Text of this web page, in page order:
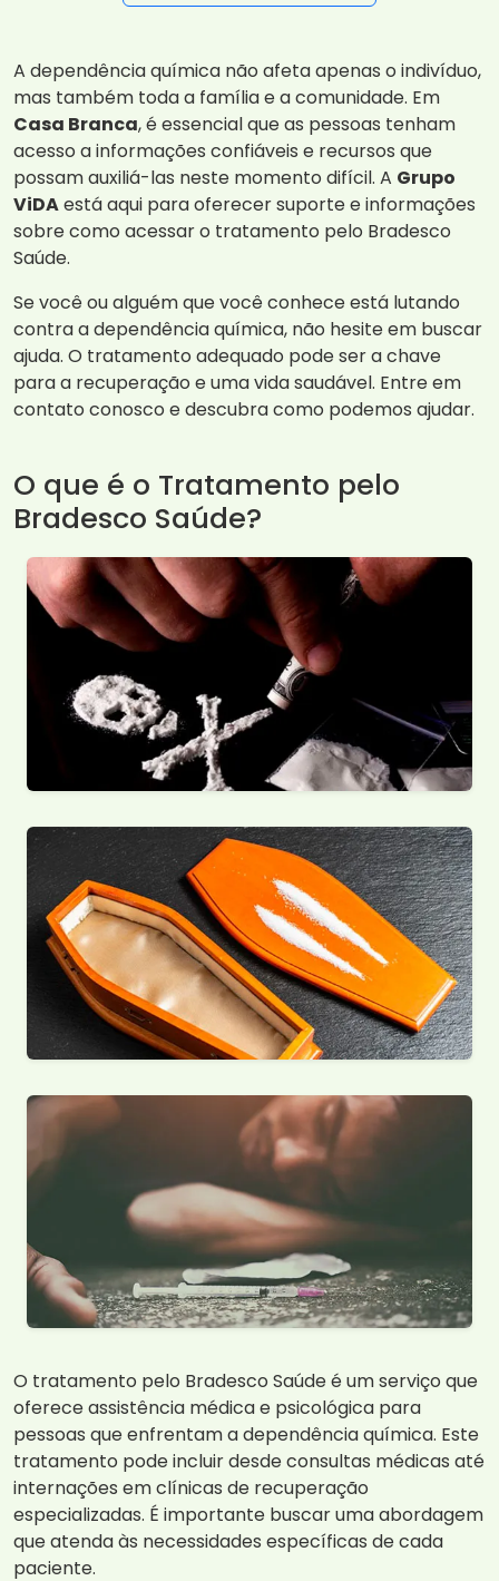
A dependência química não afeta apenas o indivíduo,
mas também toda a família e a comunidade. Em
Casa Branca, é essencial que as pessoas tenham
acesso a informações confiáveis e recursos que
possam auxiliá-las neste momento difícil. A Grupo
ViDAestá aqui para oferecer suporte e informações
sobre como acessar o tratamento pelo Bradesco
Saúde.
Se você ou alguém que você conhece está lutando
contra a dependência química, não hesite em buscar
ajuda. O tratamento adequado pode ser a chave
para a recuperação e uma vida saudável. Entre em
contato conosco e descubra como podemos ajudar.
O que é o Tratamento pelo
Bradesco Saúde?
O tratamento pelo Bradesco Saúde é um serviço que
oferece assistência médica e psicológica para
pessoas que enfrentam a dependência química. Este
tratamento pode incluir desde consultas médicas até
internações em clínicas de recuperação
especializadas. É importante buscar uma abordagem
que atenda às necessidades específicas de cada
paciente.